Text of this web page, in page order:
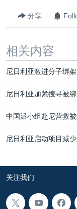
关注西藏
GEN Z 看美国
其他语言网站
分享
相关内容
尼日利亚激进分子绑
尼日利亚加紧搜寻被
中国派小组赴尼营救
尼日利亚启动项目减
关注我们